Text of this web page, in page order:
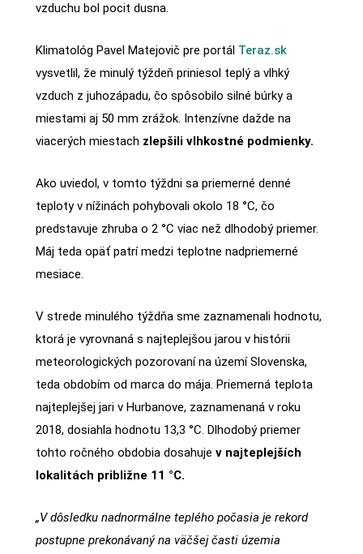
vzduchu bol pocit dusna.
Klimatológ Pavel Matejovič pre portál Teraz.sk
vysvetlil, že minulý týždeň priniesol teplý a vlhký
vzduch z juhozápadu, čo spôsobilo silné búrky a
miestami aj 50 mm zrážok. Intenzívne dažde na
viacerých miestach zlepšili vlhkostné podmienky.
Ako uviedol, v tomto týždni sa priemerné denné
teploty v nížinách pohybovali okolo 18 °C, čo
predstavuje zhruba o 2 °C viac než dlhodobý priemer.
Máj teda opäť patrí medzi teplotne nadpriemerné
mesiace.
V strede minulého týždňa sme zaznamenali hodnotu,
ktorá je vyrovnaná s najteplejšou jarou v histórii
meteorologických pozorovaní na území Slovenska,
teda obdobím od marca do mája. Priemerná teplota
najteplejšej jari v Hurbanove, zaznamenaná v roku
2018, dosiahla hodnotu 13,3 °C. Dlhodobý priemer
tohto ročného obdobia dosahuje v najteplejších
lokalitách približne 11 °C.
„V dôsledku nadnormálne teplého počasia je rekord
postupne prekonávaný na väčšej časti územia